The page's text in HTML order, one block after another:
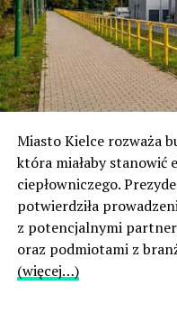
Miasto Kielce rozważa
która miałaby stanowić
ciepłowniczego.
potwierdziła
z potencjalnymi
oraz podmiotami z
(więcej…)